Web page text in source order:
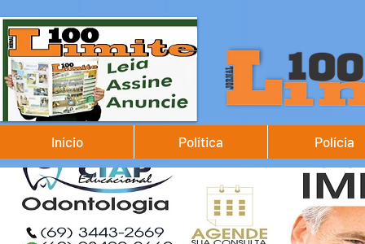
Início Política Polícia